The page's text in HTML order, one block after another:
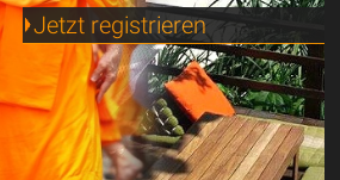
Jetzt registrieren